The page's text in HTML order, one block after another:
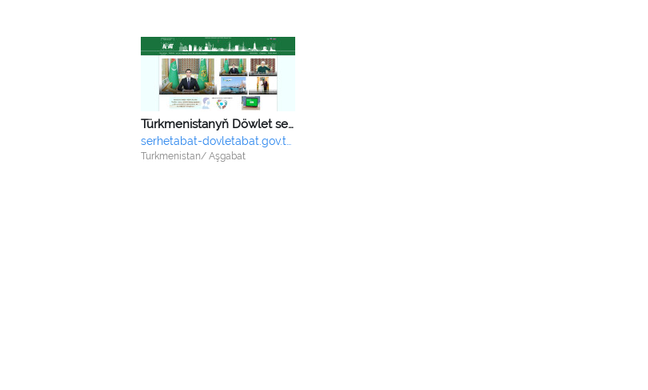
Türkmenistanyň Döwlet serhet gullugynyň "Serhet abat- Döwlet abat" žurnaly
Turkmenistan/ Aşgabat